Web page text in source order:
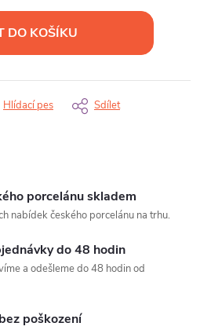
DO KOŠÍKU
Hlídací pes Sdílet
porcelánu skladem
nabídek českého porcelánu na trhu.
do 48 hodin
a odešleme do 48 hodin od
poškození